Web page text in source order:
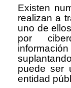
Existen
realizan a
uno de
por
puede ser
entidad